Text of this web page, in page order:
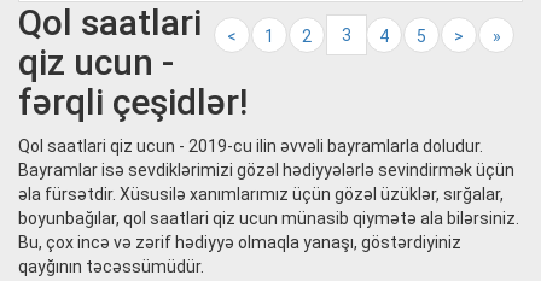
< 1 2 3 4 5 > »
Qol saatlari
qiz ucun -
fərqli çeşidlər!
Qol saatlari qiz ucun - 2019-cu ilin əvvəli bayramlarla doludur.
Bayramlar isə sevdiklərimizi gözəl hədiyyələrlə sevindirmək üçün
əla fürsətdir. Xüsusilə xanımlarımız üçün gözəl üzüklər, sırğalar,
boyunbağılar, qol saatlari qiz ucun münasib qiymətə ala bilərsiniz.
Bu, çox incə və zərif hədiyyə olmaqla yanaşı, göstərdiyiniz
qayğının təcəssümüdür.